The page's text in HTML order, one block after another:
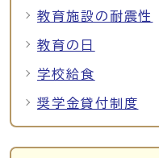
教育施設の耐震性
教育の日
学校給食
奨学金貸付制度